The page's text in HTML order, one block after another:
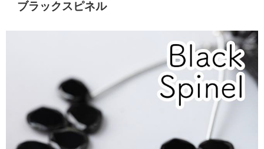
ブラックスピネル